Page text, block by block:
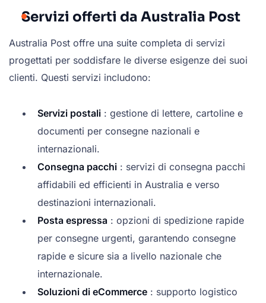
Servizi offerti da Australia Post
Australia Post offre una suite completa di servizi
progettati per soddisfare le diverse esigenze dei suoi
clienti. Questi servizi includono:
Servizi postali : gestione di lettere, cartoline e
documenti per consegne nazionali e
internazionali.
Consegna pacchi : servizi di consegna pacchi
affidabili ed efficienti in Australia e verso
destinazioni internazionali.
Posta espressa : opzioni di spedizione rapide
per consegne urgenti, garantendo consegne
rapide e sicure sia a livello nazionale che
internazionale.
Soluzioni di eCommerce : supporto logistico